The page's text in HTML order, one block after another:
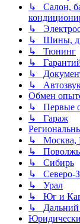
↳ Салон,
↳
↳ Шины,
↳ Тюнинг
↳
↳
↳
Обмен
↳ Первые
↳ Гараж
↳ Москва,
↳
↳ Сибирь
↳ Северо-
↳ Урал
↳ Юг и
↳ Дальний